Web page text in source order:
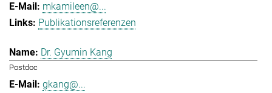
mkamileen@...
Publikationsreferenzen
Dr. Gyumin Kang
Postdoc
gkang@...